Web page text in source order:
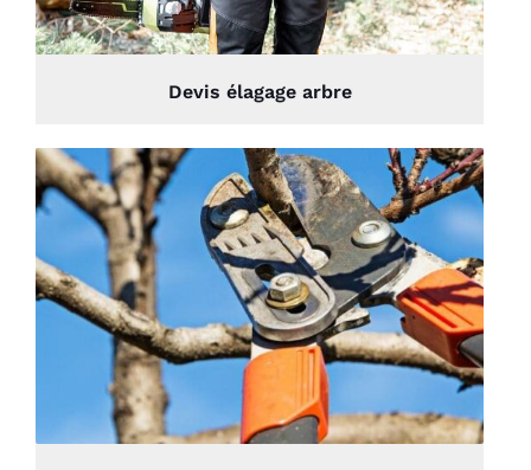
Devis élagage arbre